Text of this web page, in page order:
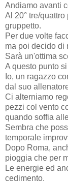
Andiamo avanti
Al 20° tre/
gruppetto.
Per due volte
ma poi decido di
Sarà un'ottima
A questo punto
Io, un ragazzo
dal suo
Ci alterniamo
pezzi col vento
quando soffia
Sembra che
temporale
Dopo Roma,
pioggia che per
Le energie ed
cedimento.